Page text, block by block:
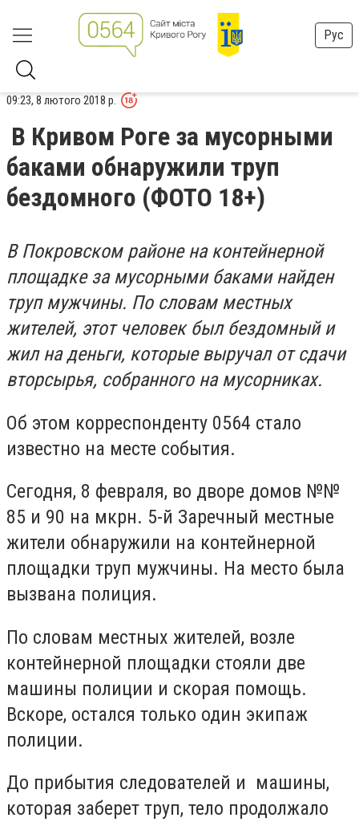
Рус
09:23, 8 лютого 2018 р.
В Кривом Роге за мусорными
баками обнаружили труп
бездомного (ФОТО 18+)
В Покровском районе на контейнерной
площадке за мусорными баками найден
труп мужчины. По словам местных
жителей, этот человек был бездомный и
жил на деньги, которые выручал от сдачи
вторсырья, собранного на мусорниках.
Об этом корреспонденту 0564 стало
известно на месте события.
Сегодня, 8 февраля, во дворе домов №№
85 и 90 на мкрн. 5-й Заречный местные
жители обнаружили на контейнерной
площадки труп мужчины. На место была
вызвана полиция.
По словам местных жителей, возле
контейнерной площадки стояли две
машины полиции и скорая помощь.
Вскоре, остался только один экипаж
полиции.
До прибытия следователей и машины,
которая заберет труп, тело продолжало